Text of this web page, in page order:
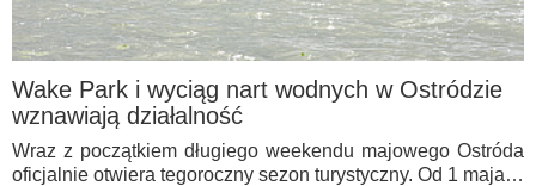
Wake Park i wyciąg nart wodnych w Ostródzie
wznawiają działalność
Wraz z początkiem długiego weekendu majowego Ostróda
oficjalnie otwiera tegoroczny sezon turystyczny. Od 1 maja…